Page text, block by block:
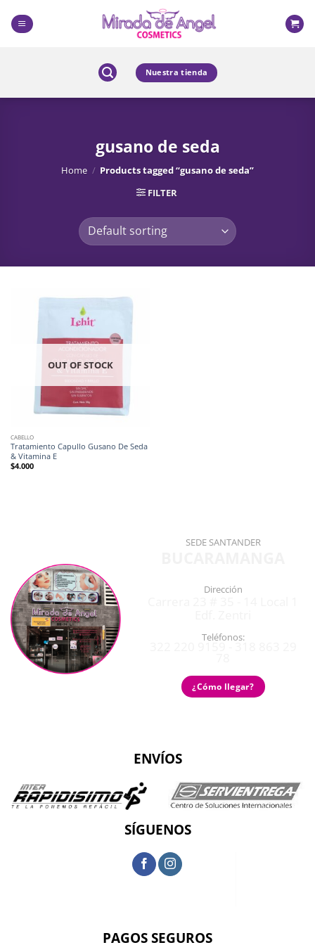
content
Nuestra tienda
gusano de seda
Home / Products tagged “gusano de seda”
FILTER
OUT OF STOCK
CABELLO
Tratamiento Capullo Gusano De Seda
& Vitamina E
$4.000
SEDE SANTANDER
Dirección
Teléfonos:
¿Cómo llegar?
ENVÍOS
SÍGUENOS
PAGOS SEGUROS